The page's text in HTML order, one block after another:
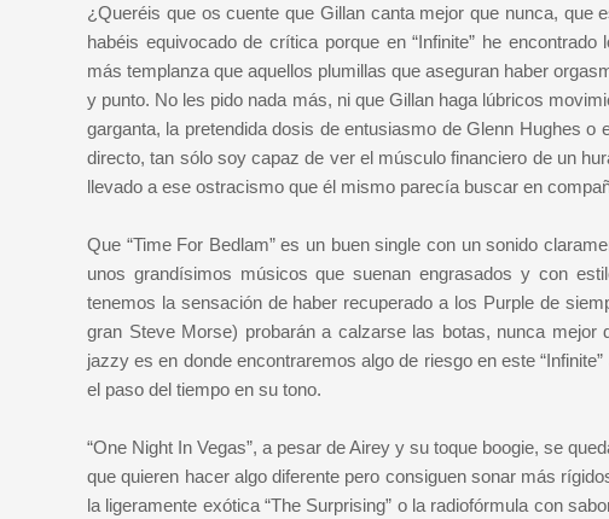
¿Queréis que os cuente que Gillan canta mejor que nunca,
habéis equivocado de crítica porque en “Infinite” he
más templanza que aquellos plumillas que aseguran haber
y punto. No les pido nada más, ni que Gillan haga lúbricos
garganta, la pretendida dosis de entusiasmo de Glenn Hughes
directo, tan sólo soy capaz de ver el músculo financiero de un
llevado a ese ostracismo que él mismo parecía buscar en
Que “Time For Bedlam” es un buen single con un sonido
unos grandísimos músicos que suenan engrasados y con
tenemos la sensación de haber recuperado a los Purple de
gran Steve Morse) probarán a calzarse las botas, nunca
jazzy es en donde encontraremos algo de riesgo en este
el paso del tiempo en su tono.
“One Night In Vegas”, a pesar de Airey y su toque boogie, se
que quieren hacer algo diferente pero consiguen sonar más
la ligeramente exótica “The Surprising” o la radiofórmula con